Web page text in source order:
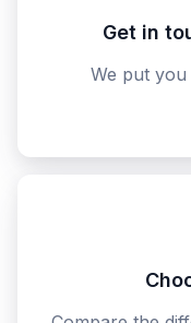
Get in
We put